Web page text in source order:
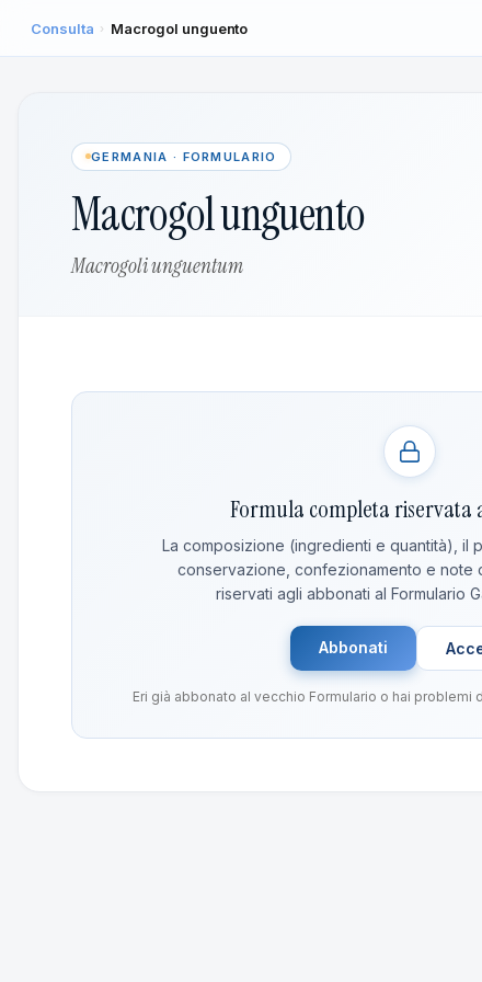
Consulta › Macrogol unguento
GERMANIA · FORMULARIO
Macrogol unguento
Macrogoli unguentum
Formula completa riservata
La composizione (ingredienti e quantità), il
conservazione, confezionamento e note
riservati agli abbonati al Formulario
Abbonati
Eri già abbonato al vecchio Formulario o hai problemi